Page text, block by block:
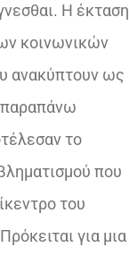
Η έκταση
κοινωνικών
ανακύπτουν ως
το
που
του
για μια